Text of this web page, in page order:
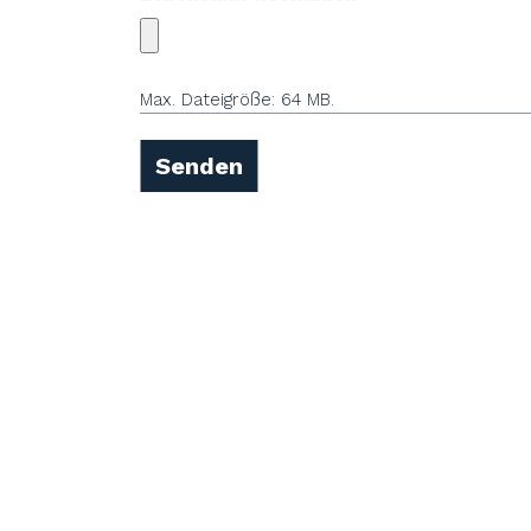
Max. Dateigröße: 64 MB.
Senden